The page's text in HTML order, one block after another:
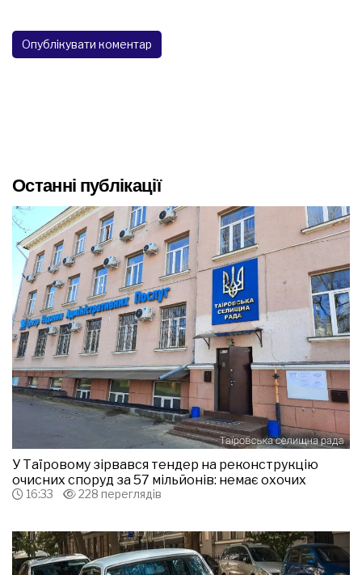
Останні публікації
У Таїровому зірвався тендер на реконструкцію
очисних споруд за 57 мільйонів: немає охочих
16:33 228 переглядів